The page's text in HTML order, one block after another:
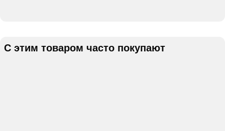
С этим товаром часто покупают